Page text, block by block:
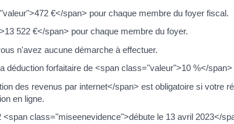
€</span> pour chaque membre du foyer fiscal.
522 €</span> pour chaque membre du foyer.
n'avez aucune démarche à effectuer.
déduction forfaitaire de <span class="valeur">10 %</
des revenus par internet</span> est obligatoire si votre
en ligne.
class="miseenevidence">débute le 13 avril 2023</